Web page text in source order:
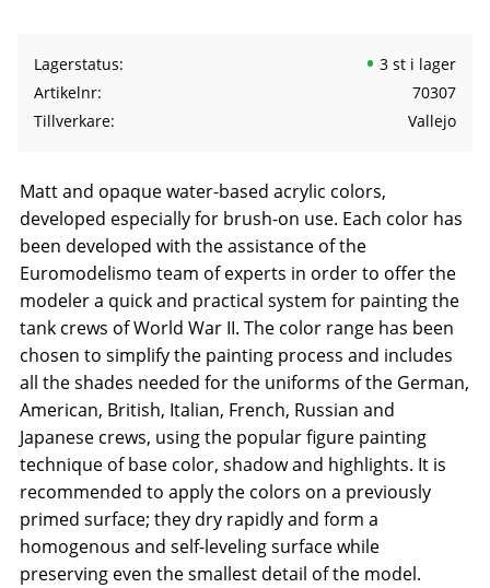
Lagerstatus
3 st i lager
Artikelnr
70307
Tillverkare
Vallejo
Matt and opaque water-based acrylic colors,
developed especially for brush-on use. Each color has
been developed with the assistance of the
Euromodelismo team of experts in order to offer the
modeler a quick and practical system for painting the
tank crews of World War II. The color range has been
chosen to simplify the painting process and includes
all the shades needed for the uniforms of the German,
American, British, Italian, French, Russian and
Japanese crews, using the popular figure painting
technique of base color, shadow and highlights. It is
recommended to apply the colors on a previously
primed surface; they dry rapidly and form a
homogenous and self-leveling surface while
preserving even the smallest detail of the model.